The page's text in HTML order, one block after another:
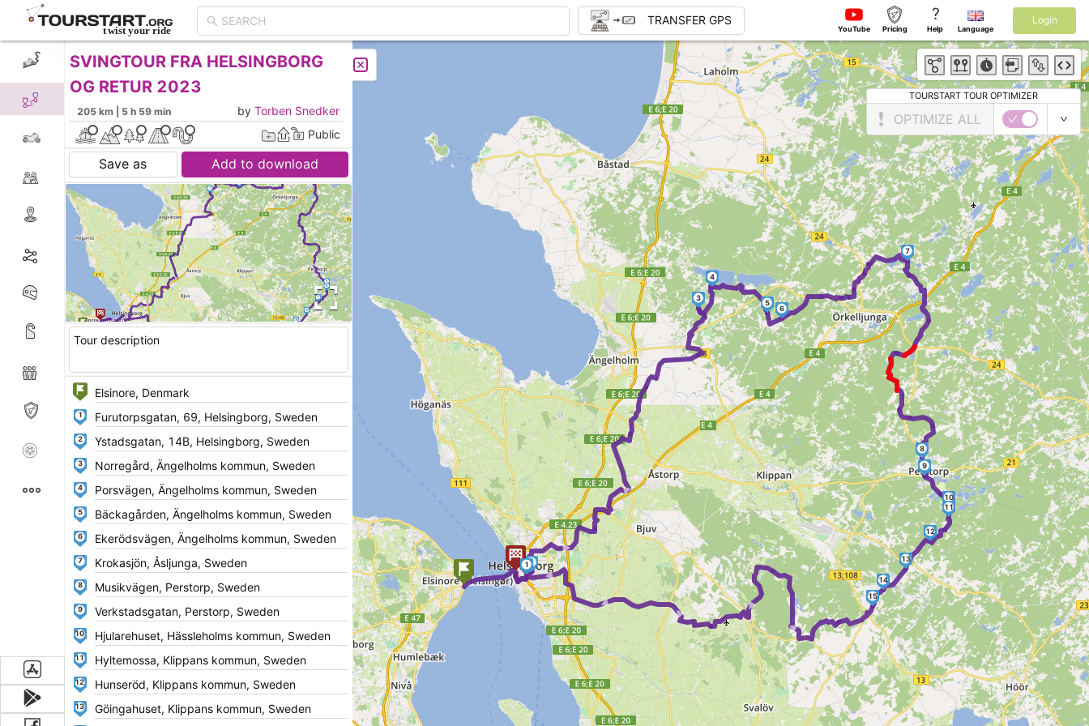
►
►
►
►
► ► ►
12
3
4
5
6
7
8
9
10
11
12
13
14
15
TRANSFER GPS
YouTube Pricing
?
Help Language
Login
CREATE TOUR LIST
SVINGTOUR FRA HELSINGBORG
OG RETUR 2023
205 km | 5 h 59 min by Torben Snedker
Public
Save as Add to download
Tour description
1
2
3
4
5
6
7
8
9
10
11
12
13
TOURSTART TOUR OPTIMIZER
OPTIMIZE ALL